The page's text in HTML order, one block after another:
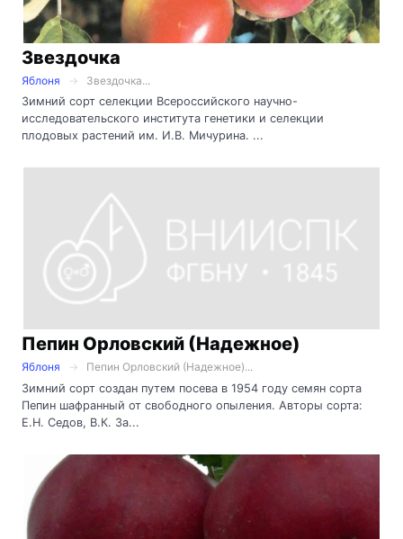
Звездочка
Яблоня
Звездочка...
Зимний сорт селекции Всероссийского научно-
исследовательского института генетики и селекции
плодовых растений им. И.В. Мичурина. ...
Пепин Орловский (Надежное)
Яблоня
Пепин Орловский (Надежное)...
Зимний сорт создан путем посева в 1954 году семян сорта
Пепин шафранный от свободного опыления. Авторы сорта:
Е.Н. Седов, В.К. За...